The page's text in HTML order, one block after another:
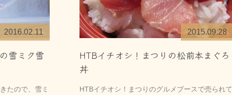
2016.02.11
雪ミク雪
たので、雪ミ
2015.09.28
HTBイチオシ！まつりの松前本まぐろ
丼
HTBイチオシ！まつりのグルメブースで売られて